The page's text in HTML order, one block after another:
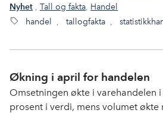
Nyhet , Tall og fakta, Handel
handel , tallogfakta ,
Økning i april for handelen
Omsetningen økte i varehandelen
prosent i verdi, mens volumet økte